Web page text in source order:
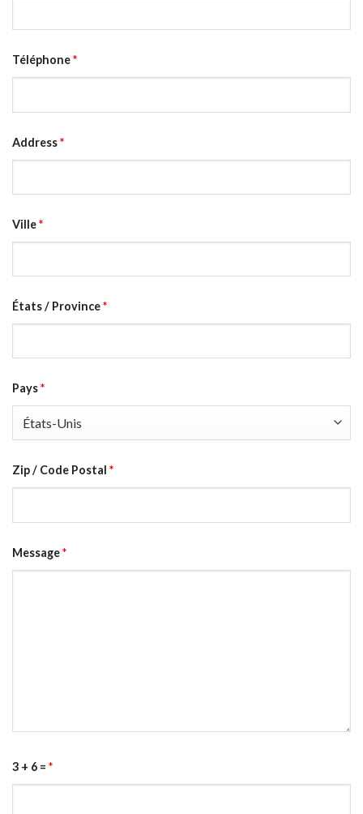
Téléphone*
Address*
Ville*
États / Province*
Pays*
Zip / Code Postal *
Message*
3 + 6 = *